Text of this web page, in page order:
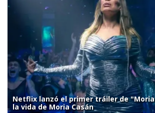
Netflix lanzó el primer tráiler de
la vida de Moria Casán